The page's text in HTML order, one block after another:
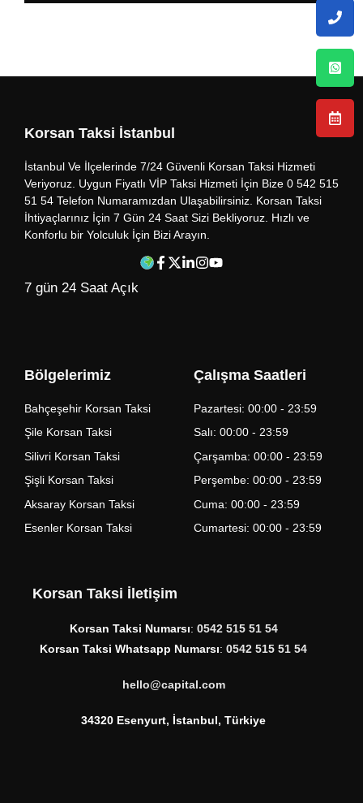
Korsan Taksi İstanbul
İstanbul Ve İlçelerinde 7/24 Güvenli Korsan Taksi Hizmeti
Veriyoruz. Uygun Fiyatlı VİP Taksi Hizmeti İçin Bize 0 542 515
51 54 Telefon Numaramızdan Ulaşabilirsiniz. Korsan Taksi
İhtiyaçlarınız İçin 7 Gün 24 Saat Sizi Bekliyoruz. Hızlı ve
Konforlu bir Yolculuk İçin Bizi Arayın.
7 gün 24 Saat Açık
Bölgelerimiz
Bahçeşehir Korsan Taksi
Şile Korsan Taksi
Silivri Korsan Taksi
Şişli Korsan Taksi
Aksaray Korsan Taksi
Esenler Korsan Taksi
Çalışma Saatleri
Pazartesi: 00:00 - 23:59
Salı: 00:00 - 23:59
Çarşamba: 00:00 - 23:59
Perşembe: 00:00 - 23:59
Cuma: 00:00 - 23:59
Cumartesi: 00:00 - 23:59
Korsan Taksi İletişim
Korsan Taksi Numarsı: 0542 515 51 54
Korsan Taksi Whatsapp Numarsı: 0542 515 51 54
hello@capital.com
34320 Esenyurt, İstanbul, Türkiye